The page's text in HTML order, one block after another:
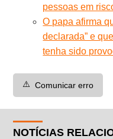
pessoas em
O papa afirma
declarada” e
tenha sido
⚠️ Comunicar erro
NOTÍCIAS